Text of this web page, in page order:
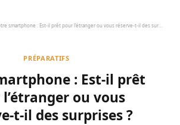
PRÉPARATIFS
: Est-il prêt
ou vous
t-il des surprises ?